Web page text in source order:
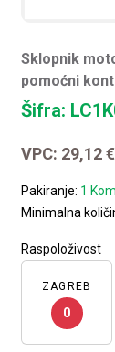
Sklopnik
pomoćni
Šifra:
VPC: 29,12€
Pakiranje: 1 Kom
Minimalna
Raspoloživost
ZAGREB
0